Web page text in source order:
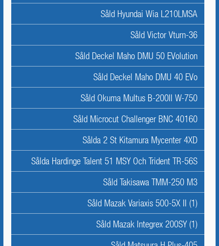
Såld Hyundai Wia L210LMSA
Såld Victor Vturn-36
Såld Deckel Maho DMU 50 EVolution
Såld Deckel Maho DMU 40 EVo
Såld Okuma Multus B-200II W-750
Såld Microcut Challenger BNC 40160
Sålda 2 St Kitamura Mycenter 4XD
Sålda Hardinge Talent 51 MSY Och Trident TR-56S
Såld Takisawa TMM-250 M3
Såld Mazak Variaxis 500-5X II (1)
Såld Mazak Integrex 200SY (1)